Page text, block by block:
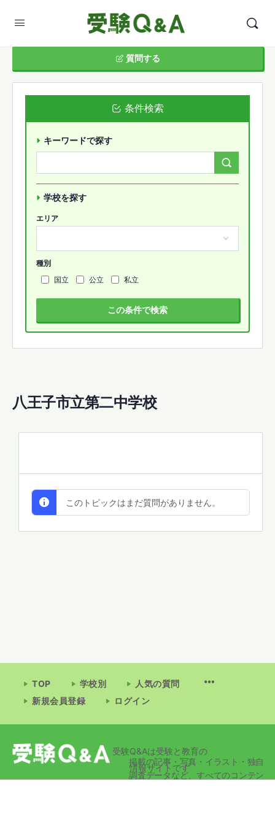
八王子市立第二中学校
このトピックはまだ質問がありません。
質問する
条件検索
キーワードで探す
学校を探す
エリア
種別
国立
公立 私立
この条件で検索
TOP 学校別
人気の質問
新規会員登録
ログイン
受験Q&Aは受験と教育の
情報サイトです
掲載の記事・写真・イラスト・独自
調査データなど、すべてのコンテン